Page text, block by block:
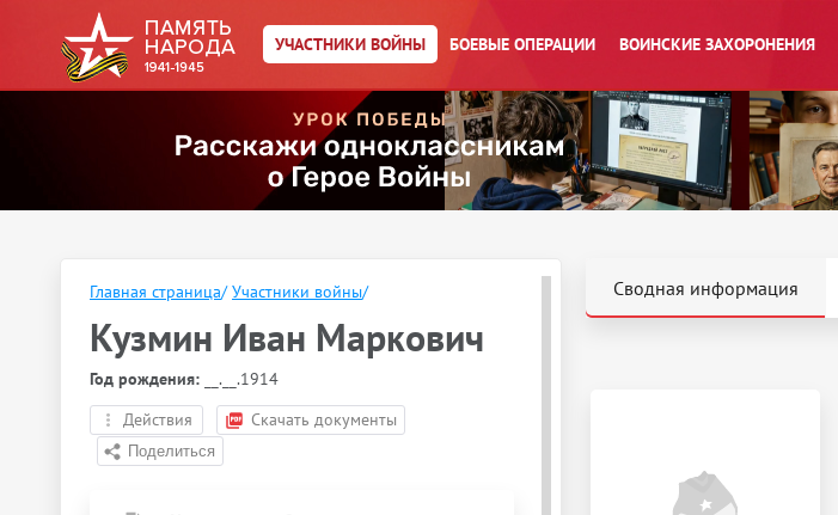
УЧАСТНИКИ ВОЙНЫ БОЕВЫЕ ОПЕРАЦИИ ВОИНСКИЕ ЗАХОРОНЕНИЯ
Главная страница/ Участники войны/
Кузмин Иван Маркович
Год рождения: __.__.1914
Действия
Скачать документы
Сводная информация